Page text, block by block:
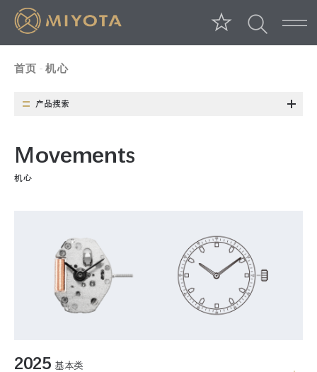
首页 机心
产品搜索
日历位置 周历位置
Movements
机心
2025 基本类